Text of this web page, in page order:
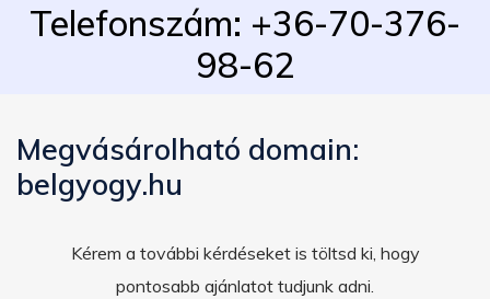
Telefonszám: +36-70-376-
98-62
Megvásárolható domain:
belgyogy.hu
Kérem a további kérdéseket is töltsd ki, hogy
pontosabb ajánlatot tudjunk adni.